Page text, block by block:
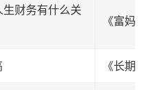
财务有什么关
《富妈
《长期